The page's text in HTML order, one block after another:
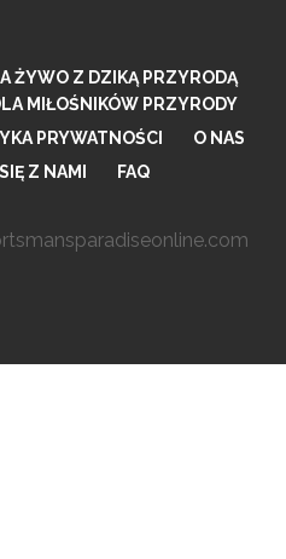
ŻYWO Z DZIKĄ PRZYRODĄ
MIŁOŚNIKÓW PRZYRODY
PRYWATNOŚCI
O NAS
Z NAMI
FAQ